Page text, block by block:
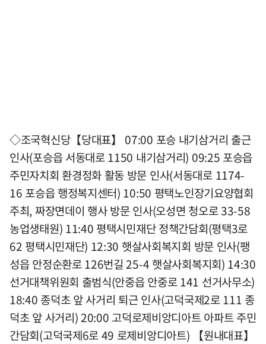
◇조국혁신당【당대표】 07:00 포승 내기삼거리 출근
인사(포승읍 서동대로 1150 내기삼거리) 09:25 포승읍
주민자치회 환경정화 활동 방문 인사(서동대로 1174-
16 포승읍 행정복지센터) 10:50 평택노인장기요양협회
주최, 짜장면데이 행사 방문 인사(오성면 청오로 33-58
농업생태원) 11:40 평택시민재단 정책간담회(평택3로
62 평택시민재단) 12:30 햇살사회복지회 방문 인사(팽
성읍 안정순환로 126번길 25-4 햇살사회복지회) 14:30
선거대책위원회 출범식(안중읍 안중로 141 선거사무소)
18:40 종덕초 앞 사거리 퇴근 인사(고덕국제2로 111 종
덕초 앞 사거리) 20:00 고덕로제비앙디아트 아파트 주민
간담회(고덕국제6로 49 로제비앙디아트) 【원내대표】